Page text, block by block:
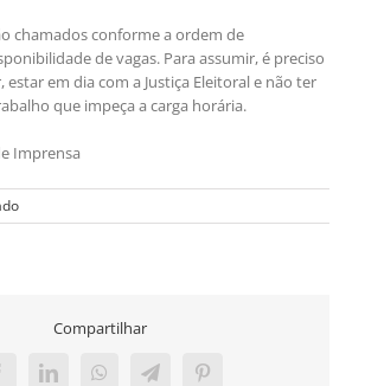
chamados conforme a ordem de
de vagas. Para assumir, é preciso
em dia com a Justiça Eleitoral e não ter
que impeça a carga horária.
Imprensa
Compartilhar
LinkedInWhatsAppTelegramPinterest